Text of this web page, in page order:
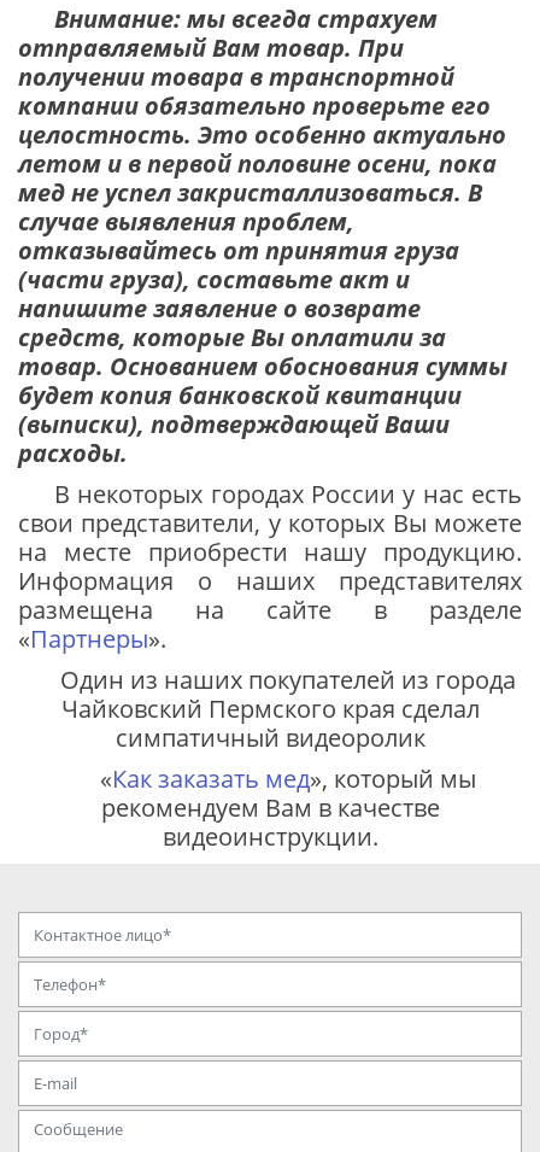
Внимание: мы всегда страхуем
отправляемый Вам товар. При
получении товара в транспортной
компании обязательно проверьте его
целостность. Это особенно актуально
летом и в первой половине осени, пока
мед не успел закристаллизоваться. В
случае выявления проблем,
отказывайтесь от принятия груза
(части груза), составьте акт и
напишите заявление о возврате
средств, которые Вы оплатили за
товар. Основанием обоснования суммы
будет копия банковской квитанции
(выписки), подтверждающей Ваши
расходы.
В некоторых городах России у нас есть
свои представители, у которых Вы можете
на месте приобрести нашу продукцию.
Информация о наших представителях
размещена на сайте в разделе
«Партнеры».
Один из наших покупателей из города
Чайковский Пермского края сделал
симпатичный видеоролик
«Как заказать мед», который мы
рекомендуем Вам в качестве
видеоинструкции.